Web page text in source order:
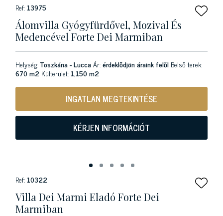
Ref: 13975
Álomvilla Gyógyfürdővel, Mozival És
Medencével Forte Dei Marmiban
Helység: Toszkána - LuccaÁr:érdeklődjön áraink felől Belső terek:
670 m2 Külterület: 1,150 m2
INGATLAN MEGTEKINTÉSE
KÉRJEN INFORMÁCIÓT
Ref: 10322
Villa Dei Marmi Eladó Forte Dei
Marmiban